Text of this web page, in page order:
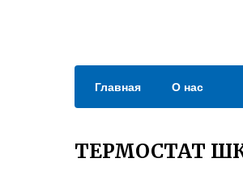
Главная О нас
ТЕРМОСТАТ